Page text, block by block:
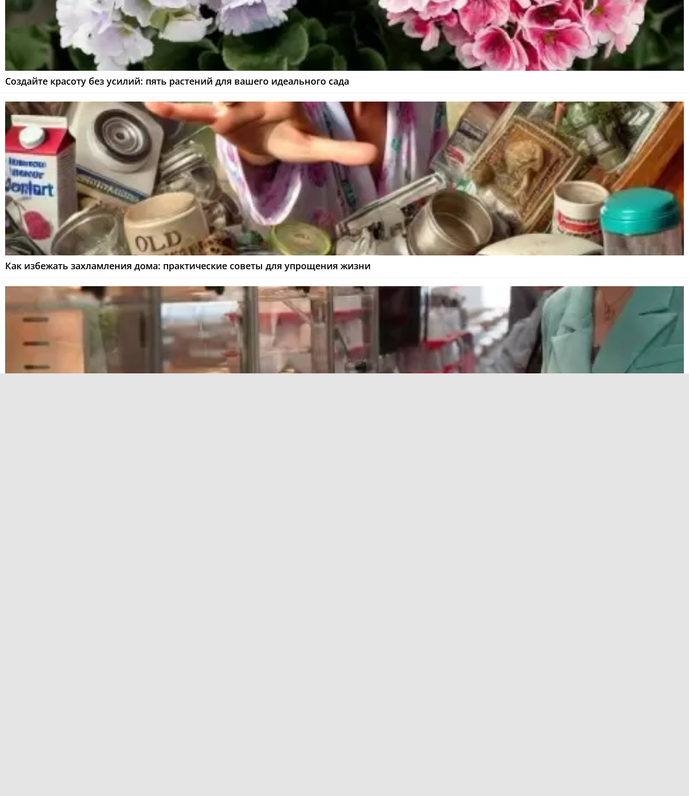
Создайте красоту без усилий: пять растений для вашего идеального сада
Как избежать захламления дома: практические советы для упрощения жизни